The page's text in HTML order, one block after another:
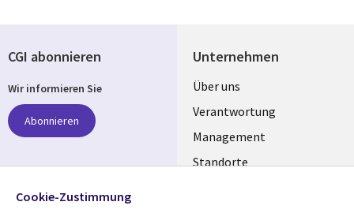
Unternehmen
Useful
links
GERMANY
Über uns
Verantwortung
Management
Standorte
CGI abonnieren
Wir informieren Sie
Abonnieren
Folgen Sie uns
Cookie-Zustimmung